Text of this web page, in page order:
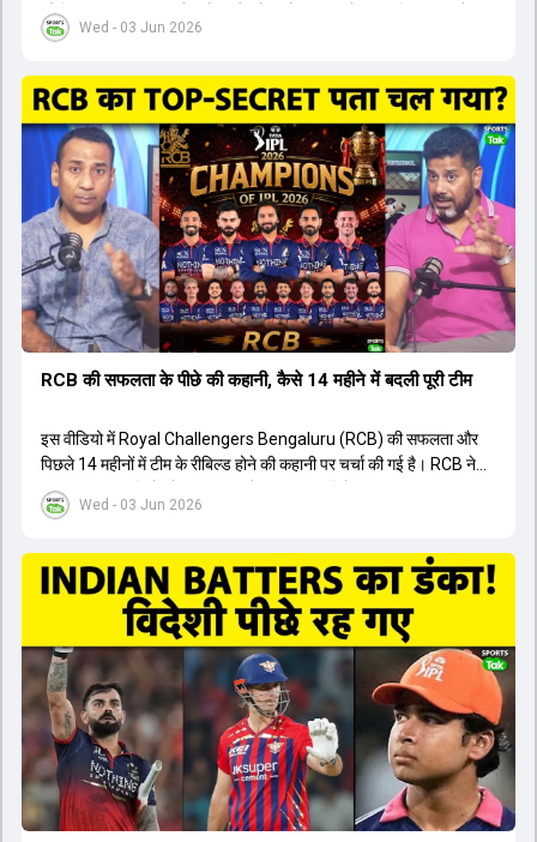
Wed - 03 Jun 2026
सौ छिहत्तर रन बनाकर ऑरेंज कैप और मोस्ट वैल्युएबल प्लेयर का खिताब अपने नाम
किया है। वीडियो में बताया गया है कि ऑस्ट्रेलियाई टीम के वर्तमान कप्तान और
ऑस्ट्रेलियाई कप्तान के अनुसार, शुरुआत में लोगों को इस खिलाड़ी के प्रदर्शन पर
संदेह था, लेकिन अब उसने खुद को एक बेहतरीन बल्लेबाज साबित कर दिया है जो
गेंद को बाउंड्री के काफी पार मारने की क्षमता रखता है। वहीं, इंग्लैंड के पूर्व कप्तान
ने कहा कि टूर्नामेंट जीतने वाली टीम के अलावा इस सीजन की सबसे बड़ी बात इस
युवा खिलाड़ी का प्रदर्शन रहा है, जिसे देखने के लिए स्टेडियम में भारी भीड़ उमड़ती
थी। शानदार प्रदर्शन के बाद इस युवा खिलाड़ी को श्रीलंका में होने वाली
त्रिकोणीय सीरीज के लिए इंडिया ए टीम में भी शामिल कर लिया गया है।
Wed - 03 Jun 2026
RCB की सफलता के पीछे की कहानी, कैसे 14 महीने में बदली पूरी टीम
इस वीडियो में Royal Challengers Bengaluru (RCB) की सफलता और
पिछले 14 महीनों में टीम के रीबिल्ड होने की कहानी पर चर्चा की गई है। RCB ने
अपनी पुरानी गलतियों को स्वीकार करते हुए एक नया रिसेट बटन दबाया। टीम
मैनेजमेंट में Mo Bobat, Andy Flower, Dinesh Karthik और एनालिस्ट
के तहत Bhuvneshwar Kumar, Krunal Pandya और Rasikh Salam
जैसे भारतीय खिलाड़ियों को टीम में शामिल किया गया, जिन्होंने शानदार प्रदर्शन
किया। इसके अलावा, Virat Kohli की भूमिका में भी बदलाव देखा गया, जहां वह
अब टीम के युवा खिलाड़ियों के साथ ज्यादा जुड़े हुए नजर आते हैं। कप्तान Rajat
Patidar के नेतृत्व में टीम का कम्युनिकेशन बहुत स्पष्ट रहा है। एनालिस्ट से लेकर
मैनेजमेंट तक, सभी एक ही पेज पर रहते हैं, जिससे मैदान पर कोई कंफ्यूजन नहीं
होता। यही कारण है कि RCB ने लगातार सफलता हासिल की है।